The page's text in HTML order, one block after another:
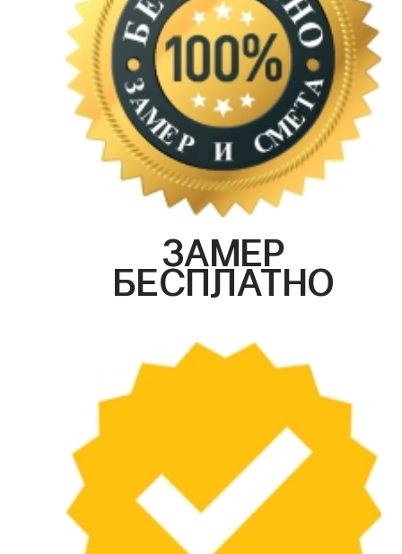
ЗАМЕР
БЕСПЛАТНО